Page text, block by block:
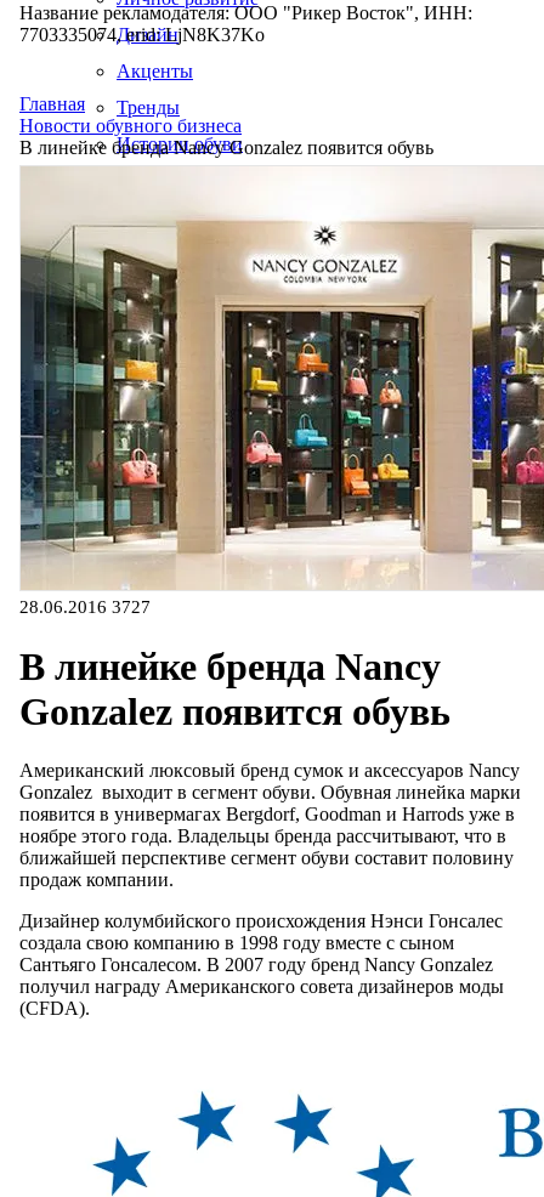
Дизайн
Акценты
Тренды
Истории обуви
Название рекламодателя: ООО "Рикер Восток", ИНН:
7703335074, erid: LjN8K37Ko
Главная
Новости обувного бизнеса
В линейке бренда Nancy Gonzalez появится обувь
28.06.2016 3727
В линейке бренда Nancy
Gonzalez появится обувь
Американский люксовый бренд сумок и аксессуаров Nancy
Gonzalez выходит в сегмент обуви. Обувная линейка марки
появится в универмагах Bergdorf, Goodman и Harrods уже в
ноябре этого года. Владельцы бренда рассчитывают, что в
ближайшей перспективе сегмент обуви составит половину
продаж компании.
Дизайнер колумбийского происхождения Нэнси Гонсалес
создала свою компанию в 1998 году вместе с сыном
Сантьяго Гонсалесом. В 2007 году бренд Nancy Gonzalez
получил награду Американского совета дизайнеров моды
(CFDA).